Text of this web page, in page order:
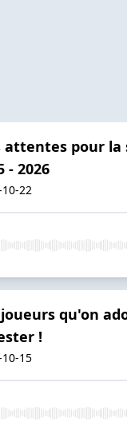
attentes pour la
- 2026
22
qu'on
!
15